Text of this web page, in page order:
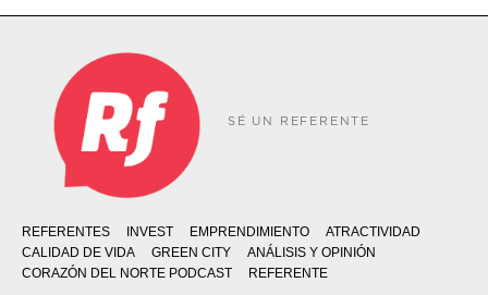
SÉ UN REFERENTE
REFERENTES INVEST EMPRENDIMIENTO
ATRACTIVIDAD
CALIDAD DE VIDA
GREEN CITY
ANÁLISIS Y OPINIÓN
CORAZÓN DEL NORTE PODCAST
REFERENTE